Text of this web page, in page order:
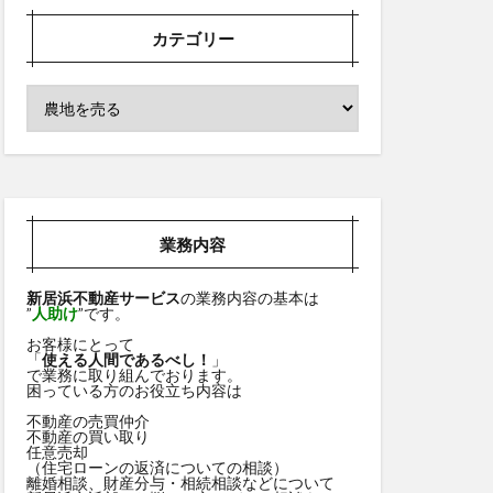
カテゴリー
業務内容
新居浜不動産サービスの業務内容の基本は
” 人助け”です。
お客様にとって
「使える人間であるべし！ 」
で業務に取り組んでおります。
困っている方のお役立ち内容は
不動産の売買仲介
不動産の買い取り
任意売却
（住宅ローンの返済についての相談）
離婚相談、財産分与・相続相談などについて